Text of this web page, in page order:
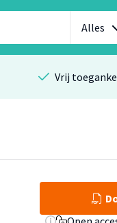
Alles
Vrij